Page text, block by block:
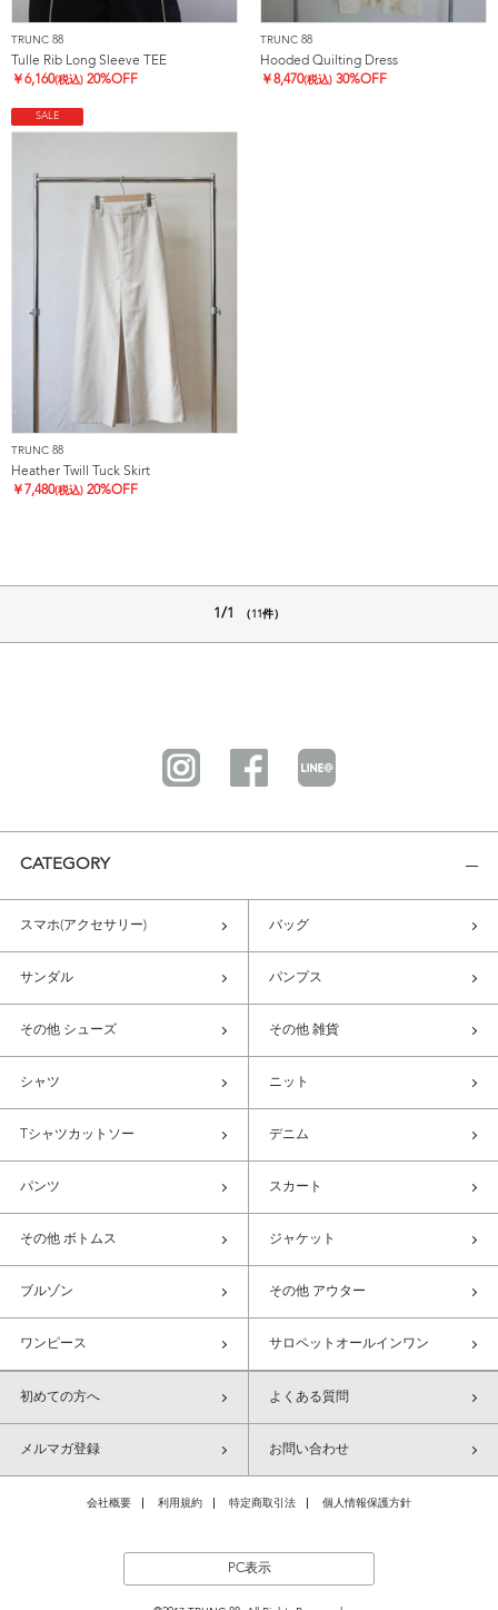
TRUNC 88
Tulle Rib Long Sleeve TEE
￥6,160(税込) 20%OFF
TRUNC 88
Hooded Quilting Dress
￥8,470(税込) 30%OFF
SALE
TRUNC 88
Heather Twill Tuck Skirt
￥ 7,480(税込) 20%OFF
1/1 （11件）
CATEGORY
スマホ(アクセサリー) バッグ
サンダル パンプス
その他 シューズ その他 雑貨
シャツ ニット
Tシャツカットソー デニム
パンツ スカート
その他 ボトムス ジャケット
ブルゾン その他 アウター
ワンピース サロペットオールインワン
初めての方へ よくある質問
メルマガ登録 お問い合わせ
会社概要 利用規約 特定商取引法 個人情報保護方針
PC表示